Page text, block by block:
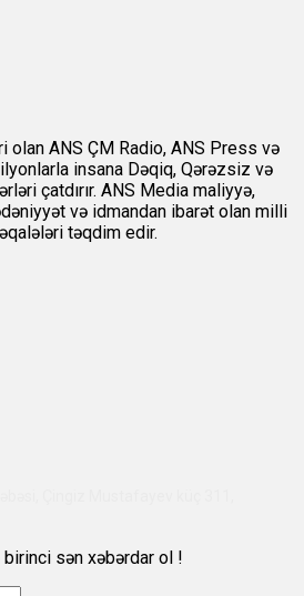
olan ANS ÇM Radio, ANS Press və
insana Dəqiq, Qərəzsiz və
çatdırır. ANS Media maliyyə,
və idmandan ibarət olan milli
təqdim edir.
sən xəbərdar ol !